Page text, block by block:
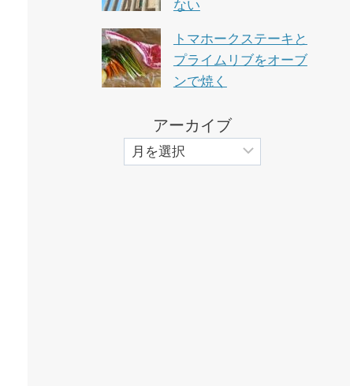
ない
トマホークステーキと
プライムリブをオーブ
ンで焼く
アーカイブ